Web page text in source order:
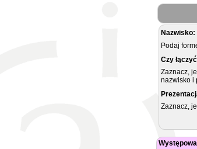
Nazwisko:
Podaj
Czy
Zaznacz,
nazwisko i
Zaznacz,